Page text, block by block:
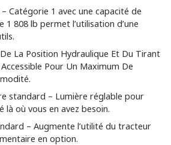
Catégorie 1 avec une capacité de
1 808 lb permet l’utilisation d’une
La Position Hydraulique Et Du Tirant
Accessible Pour Un Maximum De
standard – Lumière réglable pour
là où vous en avez besoin.
– Augmente l’utilité du tracteur
en option.